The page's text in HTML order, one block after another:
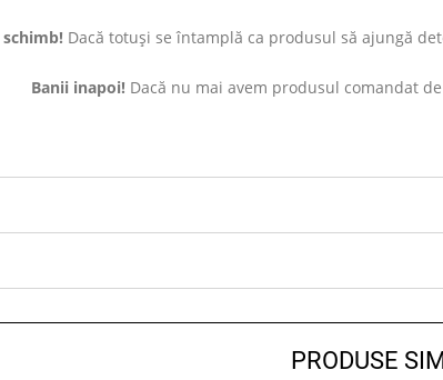
Dacă totuși se întamplă ca produsul să ajungă
Banii inapoi! Dacă nu mai avem produsul comandat
PRODUSE